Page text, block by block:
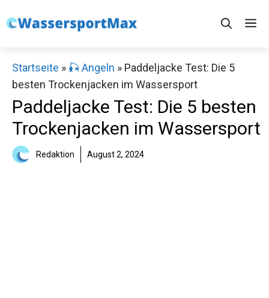
Inhalt
Startseite » 🎣 Angeln » Paddeljacke Test: Die 5
besten Trockenjacken im Wassersport
Paddeljacke Test: Die 5 besten
Trockenjacken im Wassersport
Redaktion August 2, 2024